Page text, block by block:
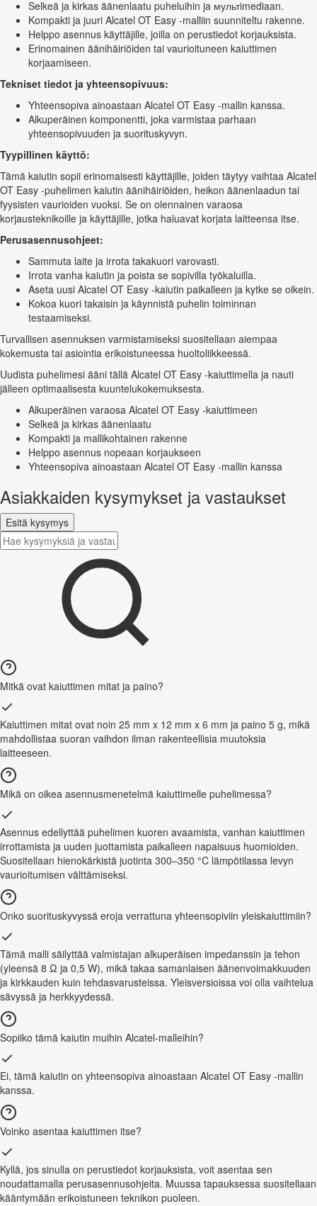
Selkeä ja kirkas äänenlaatu puheluihin ja мультimediaan.
Kompakti ja juuri Alcatel OT Easy -malliin suunniteltu rakenne.
Helppo asennus käyttäjille, joilla on perustiedot korjauksista.
Erinomainen äänihäiriöiden tai vaurioituneen kaiuttimen
korjaamiseen.
Tekniset tiedot ja yhteensopivuus:
Yhteensopiva ainoastaan Alcatel OT Easy -mallin kanssa.
Alkuperäinen komponentti, joka varmistaa parhaan
yhteensopivuuden ja suorituskyvyn.
Tyypillinen käyttö:
Tämä kaiutin sopii erinomaisesti käyttäjille, joiden täytyy vaihtaa Alcatel
OT Easy -puhelimen kaiutin äänihäiriöiden, heikon äänenlaadun tai
fyysisten vaurioiden vuoksi. Se on olennainen varaosa
korjausteknikoille ja käyttäjille, jotka haluavat korjata laitteensa itse.
Perusasennusohjeet:
Sammuta laite ja irrota takakuori varovasti.
Irrota vanha kaiutin ja poista se sopivilla työkaluilla.
Aseta uusi Alcatel OT Easy -kaiutin paikalleen ja kytke se oikein.
Kokoa kuori takaisin ja käynnistä puhelin toiminnan
testaamiseksi.
Turvallisen asennuksen varmistamiseksi suositellaan aiempaa
kokemusta tai asiointia erikoistuneessa huoltoliikkeessä.
Uudista puhelimesi ääni tällä Alcatel OT Easy -kaiuttimella ja nauti
jälleen optimaalisesta kuuntelukokemuksesta.
Alkuperäinen varaosa Alcatel OT Easy -kaiuttimeen
Selkeä ja kirkas äänenlaatu
Kompakti ja mallikohtainen rakenne
Helppo asennus nopeaan korjaukseen
Yhteensopiva ainoastaan Alcatel OT Easy -mallin kanssa
Asiakkaiden kysymykset ja vastaukset
Esitä kysymys
Mitkä ovat kaiuttimen mitat ja paino?
Kaiuttimen mitat ovat noin 25 mm x 12 mm x 6 mm ja paino 5 g, mikä
mahdollistaa suoran vaihdon ilman rakenteellisia muutoksia
laitteeseen.
Mikä on oikea asennusmenetelmä kaiuttimelle puhelimessa?
Asennus edellyttää puhelimen kuoren avaamista, vanhan kaiuttimen
irrottamista ja uuden juottamista paikalleen napaisuus huomioiden.
Suositellaan hienokärkistä juotinta 300–350 °C lämpötilassa levyn
vaurioitumisen välttämiseksi.
Onko suorituskyvyssä eroja verrattuna yhteensopiviin yleiskaiuttimiin?
Tämä malli säilyttää valmistajan alkuperäisen impedanssin ja tehon
(yleensä 8 Ω ja 0,5 W), mikä takaa samanlaisen äänenvoimakkuuden
ja kirkkauden kuin tehdasvarusteissa. Yleisversioissa voi olla vaihtelua
sävyssä ja herkkyydessä.
Sopiiko tämä kaiutin muihin Alcatel-malleihin?
Ei, tämä kaiutin on yhteensopiva ainoastaan Alcatel OT Easy -mallin
kanssa.
Voinko asentaa kaiuttimen itse?
Kyllä, jos sinulla on perustiedot korjauksista, voit asentaa sen
noudattamalla perusasennusohjeita. Muussa tapauksessa suositellaan
kääntymään erikoistuneen teknikon puoleen.